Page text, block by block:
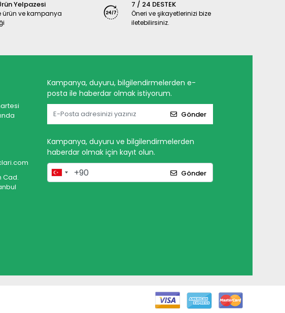
Yelpazesi
ürün ve kampanya
7 / 24 DESTEK
Öneri ve şikayetlerinizi bize
iletebilirsiniz.
Cad.
Kampanya, duyuru, bilgilendirmelerden e-
posta ile haberdar olmak istiyorum.
Gönder
Kampanya, duyuru ve bilgilendirmelerden
haberdar olmak için kayıt olun.
Gönder